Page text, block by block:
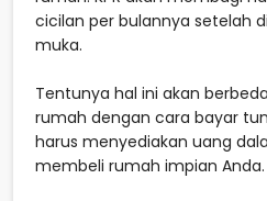
cicilan per bulannya setelah
muka.
Tentunya hal ini akan
rumah dengan cara bayar
harus menyediakan uang
membeli rumah impian Anda.